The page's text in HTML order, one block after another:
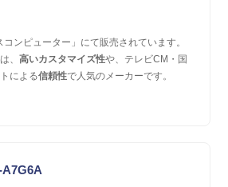
ンピューター」にて販売されています。
、高いカスタマイズ性や、テレビCM・国
による信頼性で人気のメーカーです。